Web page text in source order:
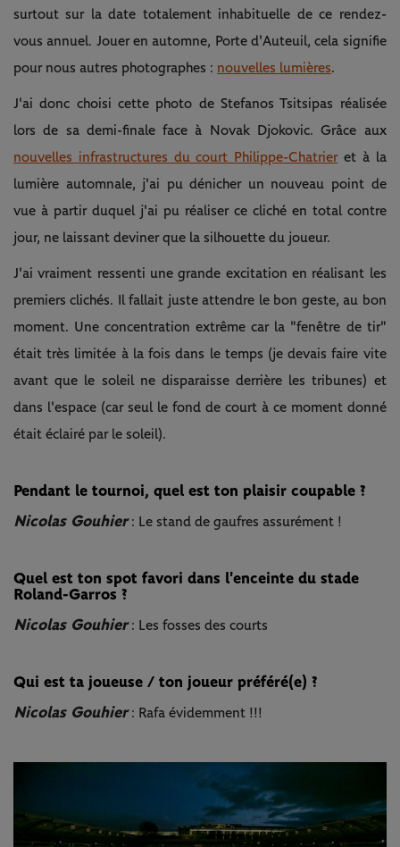
surtout sur la date totalement inhabituelle de ce rendez-
vous annuel. Jouer en automne, Porte d'Auteuil, cela signifie
pour nous autres photographes : nouvelles lumières.
J'ai donc choisi cette photo de Stefanos Tsitsipas réalisée
lors de sa demi-finale face à Novak Djokovic. Grâce aux
nouvelles infrastructures du court Philippe-Chatrieret à la
lumière automnale, j'ai pu dénicher un nouveau point de
vue à partir duquel j'ai pu réaliser ce cliché en total contre
jour, ne laissant deviner que la silhouette du joueur.
J'ai vraiment ressenti une grande excitation en réalisant les
premiers clichés. Il fallait juste attendre le bon geste, au bon
moment. Une concentration extrême car la "fenêtre de tir"
était très limitée à la fois dans le temps (je devais faire vite
avant que le soleil ne disparaisse derrière les tribunes) et
dans l'espace (car seul le fond de court à ce moment donné
était éclairé par le soleil).
Pendant le tournoi, quel est ton plaisir coupable ?
Nicolas Gouhier : Le stand de gaufres assurément !
Quel est ton spot favori dans l'enceinte du stade
Roland-Garros ?
Nicolas Gouhier: Les fosses des courts
Qui est ta joueuse / ton joueur préféré(e) ?
Nicolas Gouhier: Rafa évidemment !!!